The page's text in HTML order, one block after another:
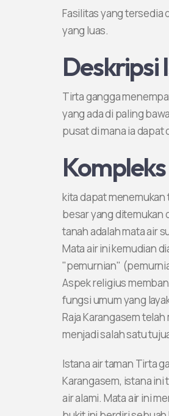
Fasilitas yang tersedia
yang luas.
Deskripsi
Tirta gangga
yang ada di paling
pusat di mana ia dapat
kita dapat
besar yang ditemukan
tanah adalah mata air
Mata air ini kemudian
"pemurnian"
Aspek religius
fungsi umum yang
Raja Karangasem
menjadi salah satu
Istana air taman Tirta
Karangasem, istana
air alami. Mata air ini